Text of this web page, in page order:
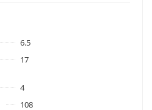
6.5
17
4
108